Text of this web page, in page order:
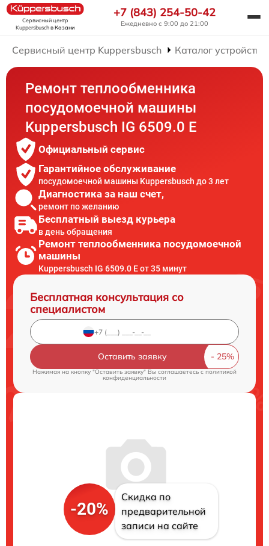
Сервисный центр
Kuppersbuschв Казани
+7 (843) 254-50-42
Ежедневно с 9:00 до 21:00
Сервисный центр Kuppersbusch Каталог устройств
Ремонт теплообменника
посудомоечной машины
Kuppersbusch IG 6509.0 E
Официальный сервис
Гарантийное обслуживание
посудомоечной машины Kuppersbusch до 3 лет
Диагностика за наш счет,
ремонт по желанию
Бесплатный выезд курьера
в день обращения
Ремонт теплообменника посудомоечной
машины
Kuppersbusch IG 6509.0 E от 35 минут
Бесплатная консультация со
специалистом
Оставить заявку
Нажимая на кнопку "Оставить заявку" Вы соглашаетесь c политикой
конфиденциальности
-20%
Скидка по
предварительной
записи на сайте